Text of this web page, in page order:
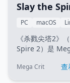
神秘的高山。
Slay the
(杀戮尖塔2)
PC macOS
《杀戮尖塔2》
Spire 2）是
Roguelike 卡牌
Mega Crit 查